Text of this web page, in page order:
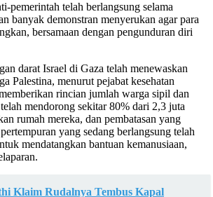
pemerintah telah berlangsung selama
banyak demonstran menyerukan agar para
bersamaan dengan pengunduran diri
darat Israel di Gaza telah menewaskan
Palestina, menurut pejabat kesehatan
rincian jumlah warga sipil dan
mendorong sekitar 80% dari 2,3 juta
rumah mereka, dan pembatasan yang
yang sedang berlangsung telah
mendatangkan bantuan kemanusiaan,
Klaim Rudalnya Tembus Kapal